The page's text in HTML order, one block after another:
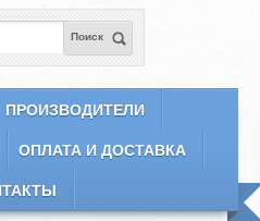
Поиск
ПРОИЗВОДИТЕЛИ
ОПЛАТА И ДОСТАВКА